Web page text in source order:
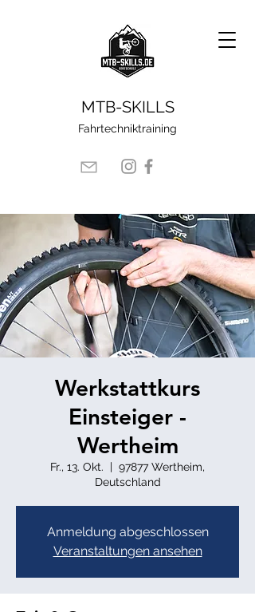
​MTB-SKILLS
Fahrtechniktraining
Werkstattkurs
Einsteiger -
Wertheim
Fr., 13. Okt.
  |
97877 Wertheim,
Deutschland
Anmeldung abgeschlossen
Veranstaltungen ansehen